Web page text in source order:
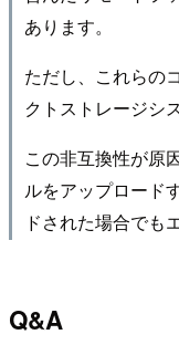
あります。
ただし、これらの
クトストレージシ
この非互換性が原
ルをアップロード
ドされた場合でも
Q&A